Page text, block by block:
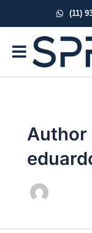
conteúdo
(11)
Author